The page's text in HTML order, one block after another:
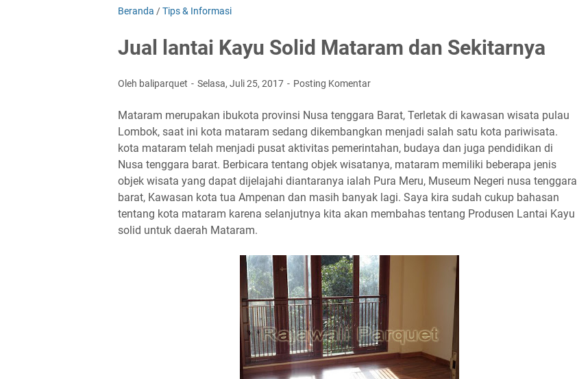
Beranda /Tips & Informasi
Jual lantai Kayu Solid Mataram dan Sekitarnya
Oleh baliparquet Selasa, Juli 25, 2017 Posting Komentar
Mataram merupakan ibukota provinsi Nusa tenggara Barat, Terletak di kawasan wisata pulau
Lombok, saat ini kota mataram sedang dikembangkan menjadi salah satu kota pariwisata.
kota mataram telah menjadi pusat aktivitas pemerintahan, budaya dan juga pendidikan di
Nusa tenggara barat. Berbicara tentang objek wisatanya, mataram memiliki beberapa jenis
objek wisata yang dapat dijelajahi diantaranya ialah Pura Meru, Museum Negeri nusa tenggara
barat, Kawasan kota tua Ampenan dan masih banyak lagi. Saya kira sudah cukup bahasan
tentang kota mataram karena selanjutnya kita akan membahas tentang Produsen Lantai Kayu
solid untuk daerah Mataram.